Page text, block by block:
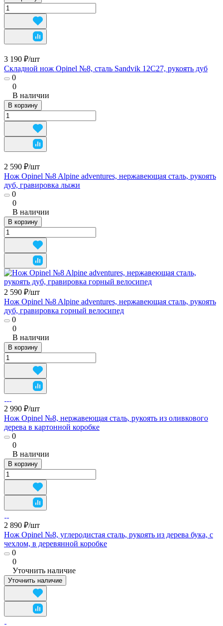
3 190 ₽/шт
Складной нож Opinel №8, сталь Sandvik 12C27, рукоять дуб
0
0
В наличии
В корзину
2 590 ₽/шт
Нож Opinel №8 Alpine adventures, нержавеющая сталь, рукоять
дуб, гравировка лыжи
0
0
В наличии
В корзину
2 590 ₽/шт
Нож Opinel №8 Alpine adventures, нержавеющая сталь, рукоять
дуб, гравировка горный велосипед
0
0
В наличии
В корзину
2 990 ₽/шт
Нож Opinel №8, нержавеющая сталь, рукоять из оливкового
дерева в картонной коробке
0
0
В наличии
В корзину
2 890 ₽/шт
Нож Opinel №8, углеродистая сталь, рукоять из дерева бука, с
чехлом, в деревянной коробке
0
0
Уточнить наличие
Уточнить наличие